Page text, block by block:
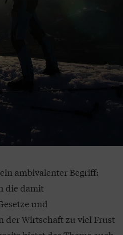
ambivalenter Begriff:
die damit
und
Wirtschaft zu viel Frust